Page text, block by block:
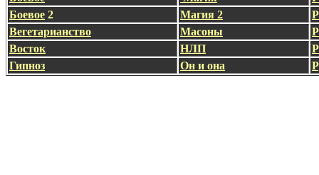
Боевое 2 Магия 2
Вегетарианство
Масоны
Восток
НЛП
Гипноз
Он и она